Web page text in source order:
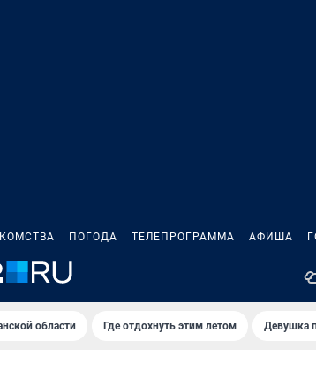
ПОГОДА ТЕЛЕПРОГРАММА АФИША
области Где отдохнуть этим летом Девушка